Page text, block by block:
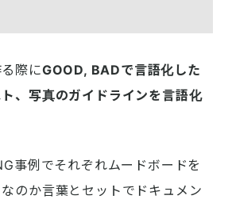
際にGOOD, BADで言語化した
、写真のガイドラインを言語化
事例でそれぞれムードボードを
のか言葉とセットでドキュメン